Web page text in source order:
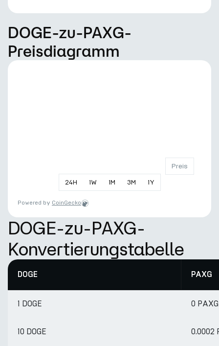
DOGE-zu-PAXG-
Preisdiagramm
24H 1W 1M 3M 1Y
Preis
Powered by CoinGecko
DOGE-zu-PAXG-
Konvertierungstabelle
DOGE PAXG
1 DOGE 0 PAXG
10 DOGE 0.0002